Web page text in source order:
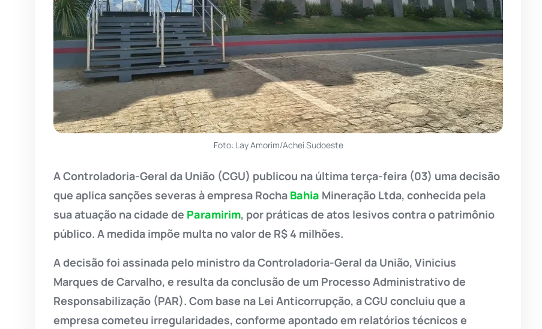
Foto: Lay Amorim/Achei Sudoeste
A Controladoria-Geral da União (CGU) publicou na última terça-feira (03) uma decisão
que aplica sanções severas à empresa Rocha Bahia Mineração Ltda, conhecida pela
sua atuação na cidade de Paramirim, por práticas de atos lesivos contra o patrimônio
público. A medida impõe multa no valor de R$ 4 milhões.
A decisão foi assinada pelo ministro da Controladoria-Geral da União, Vinicius
Marques de Carvalho, e resulta da conclusão de um Processo Administrativo de
Responsabilização (PAR). Com base na Lei Anticorrupção, a CGU concluiu que a
empresa cometeu irregularidades, conforme apontado em relatórios técnicos e